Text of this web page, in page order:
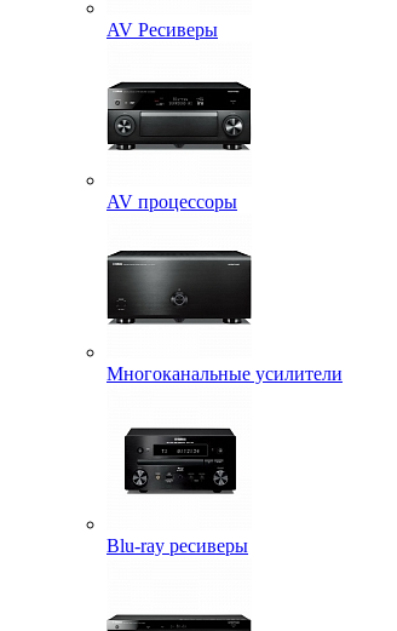
AV Ресиверы
AV процессоры
Многоканальные усилители
Blu-ray ресиверы